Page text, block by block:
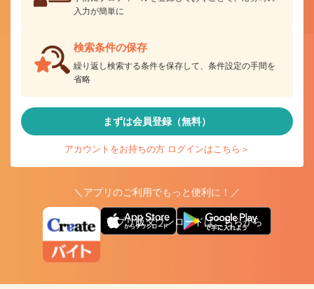
入力が簡単に
検索条件の保存
繰り返し検索する条件を保存して、条件設定の手間を
省略
まずは会員登録（無料）
アカウントをお持ちの方 ログインはこちら＞
＼アプリのご利用でもっと便利に！／
アプリ版ダウンロードはこちらから